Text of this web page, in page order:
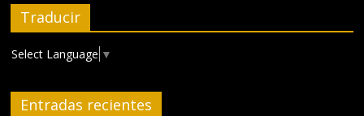
Traducir
Select Language ▼
Entradas recientes